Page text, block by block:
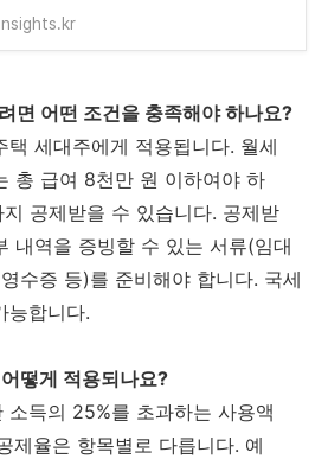
면 어떤 조건을 충족해야 하나요?
택 세대주에게 적용됩니다. 월세
총 급여 8천만 원 이하여야 하
공제받을 수 있습니다. 공제받
내역을 증빙할 수 있는 서류(임대
수증 등)를 준비해야 합니다. 국세
능합니다.
떻게 적용되나요?
소득의 25%를 초과하는 사용액
제율은 항목별로 다릅니다. 예